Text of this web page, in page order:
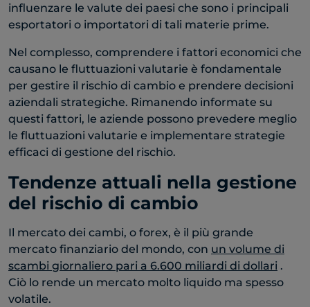
influenzare le valute dei paesi che sono i principali
esportatori o importatori di tali materie prime.
Nel complesso, comprendere i fattori economici che
causano le fluttuazioni valutarie è fondamentale
per gestire il rischio di cambio e prendere decisioni
aziendali strategiche. Rimanendo informate su
questi fattori, le aziende possono prevedere meglio
le fluttuazioni valutarie e implementare strategie
efficaci di gestione del rischio.
Tendenze attuali nella gestione
del rischio di cambio
Il mercato dei cambi, o forex, è il più grande
mercato finanziario del mondo, con un volume di
scambi giornaliero pari a 6.600 miliardi di dollari .
Ciò lo rende un mercato molto liquido ma spesso
volatile.